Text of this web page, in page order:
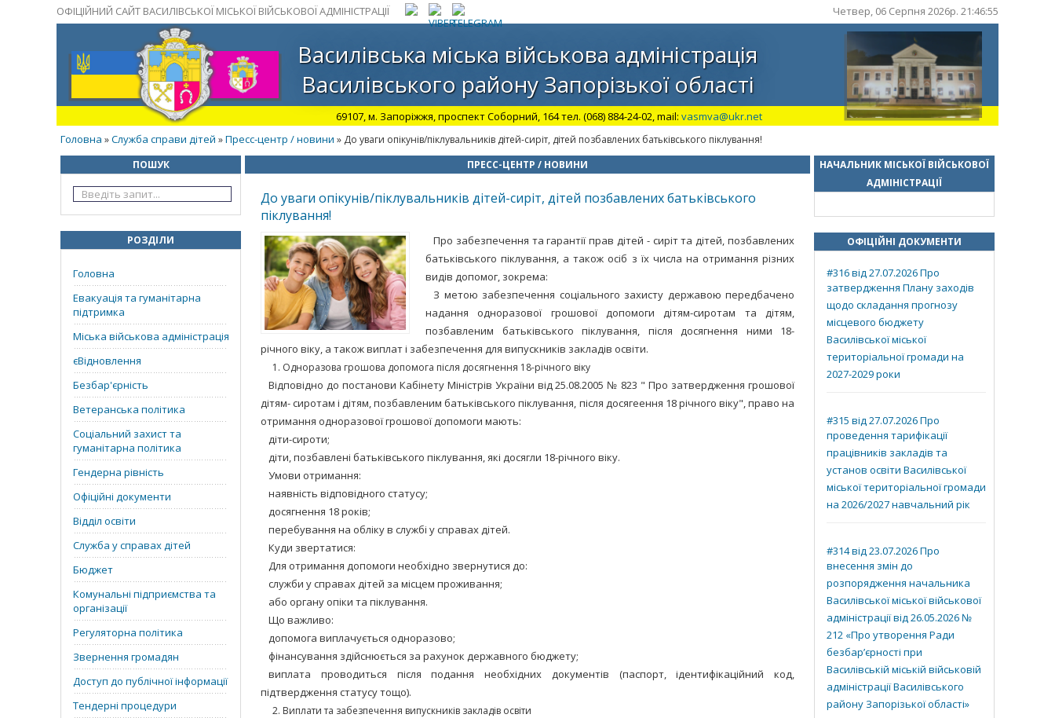
ОФІЦІЙНИЙ САЙТ ВАСИЛІВСЬКОЇ МІСЬКОЇ ВІЙСЬКОВОЇ АДМІНІСТРАЦІЇ Четвер, 06 Серпня 2026р. 21:46:56
Василівська міська військова адміністрація
Василівського району Запорізької області
69107, м. Запоріжжя, проспект Соборний, 164 тел. (068) 884-24-02, mail: vasmva@ukr.net
Головна »Служба справи дітей »Пресс-центр / новини » До уваги опікунів/піклувальників дітей-сиріт, дітей позбавлених батьківського піклування!
ПОШУК
РОЗДІЛИ
Головна
Евакуація та гуманітарна
підтримка
Міська військова адміністрація
єВідновлення
Безбар'єрність
Ветеранська політика
Соціальний захист та
гуманітарна політика
Гендерна рівність
Офіційні документи
Відділ освіти
Служба у справах дітей
Бюджет
Комунальні підприємства та
організації
Регуляторна політика
Звернення громадян
Доступ до публічної інформації
Тендерні процедури
ПРЕСС-ЦЕНТР / НОВИНИ
До уваги опікунів/піклувальників дітей-сиріт, дітей позбавлених батьківського
піклування!
Про забезпечення та гарантії прав дітей - сиріт та дітей, позбавлених
батьківського піклування, а також осіб з їх числа на отримання різних
видів допомог, зокрема:
З метою забезпечення соціального захисту державою передбачено
надання одноразової грошової допомоги дітям-сиротам та дітям,
позбавленим батьківського піклування, після досягнення ними 18-
річного віку, а також виплат і забезпечення для випускників закладів освіти.
Одноразова грошова допомога після досягнення 18-річного віку
Відповідно до постанови Кабінету Міністрів України від 25.08.2005 № 823 " Про затвердження грошової
дітям- сиротам і дітям, позбавленим батьківського піклування, після досягеення 18 річного віку", право на
отримання одноразової грошової допомоги мають:
діти-сироти;
діти, позбавлені батьківського піклування, які досягли 18-річного віку.
Умови отримання:
наявність відповідного статусу;
досягнення 18 років;
перебування на обліку в службі у справах дітей.
Куди звертатися:
Для отримання допомоги необхідно звернутися до:
служби у справах дітей за місцем проживання;
або органу опіки та піклування.
Що важливо:
допомога виплачується одноразово;
фінансування здійснюється за рахунок державного бюджету;
виплата проводиться після подання необхідних документів (паспорт, ідентифікаційний код,
підтвердження статусу тощо).
Виплати та забезпечення випускників закладів освіти
НАЧАЛЬНИК МІСЬКОЇ ВІЙСЬКОВОЇ
АДМІНІСТРАЦІЇ
ОФІЦІЙНІ ДОКУМЕНТИ
#316 від 27.07.2026 Про
затвердження Плану заходів
щодо складання прогнозу
місцевого бюджету
Василівської міської
територіальної громади на
2027-2029 роки
#315 від 27.07.2026 Про
проведення тарифікації
працівників закладів та
установ освіти Василівської
міської територіальної громади
на 2026/2027 навчальний рік
#314 від 23.07.2026 Про
внесення змін до
розпорядження начальника
Василівської міської військової
адміністрації від 26.05.2026 №
212 «Про утворення Ради
безбар’єрності при
Василівській міській військовій
адміністрації Василівського
району Запорізької області»